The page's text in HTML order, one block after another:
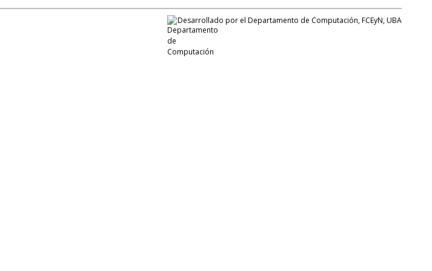
Desarrollado por el Departamento de Computación, FCEyN, UBA